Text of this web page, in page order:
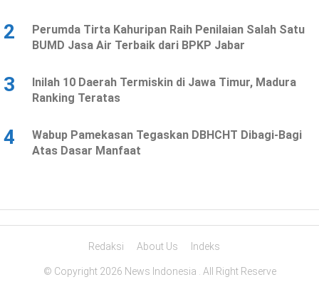
2
Perumda Tirta Kahuripan Raih Penilaian Salah Satu
BUMD Jasa Air Terbaik dari BPKP Jabar
3
Inilah 10 Daerah Termiskin di Jawa Timur, Madura
Ranking Teratas
4
Wabup Pamekasan Tegaskan DBHCHT Dibagi-Bagi
Atas Dasar Manfaat
Redaksi About Us Indeks
© Copyright 2026 News Indonesia . All Right Reserve